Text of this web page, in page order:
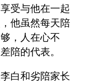
受与他在一起
他虽然每天陪
，人在心不
陪的代表。
白和劣陪家长